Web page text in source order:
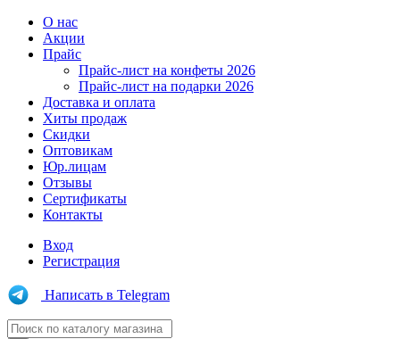
О нас
Акции
Прайс
Прайс-лист на конфеты 2026
Прайс-лист на подарки 2026
Доставка и оплата
Хиты продаж
Скидки
Оптовикам
Юр.лицам
Отзывы
Сертификаты
Контакты
Вход
Регистрация
Написать в Telegram